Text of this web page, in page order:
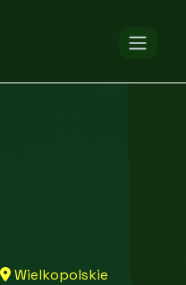
Wielkopolskie